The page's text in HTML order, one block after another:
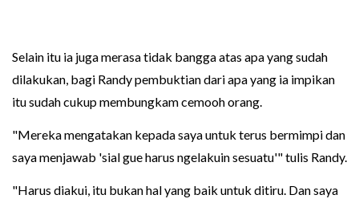
Selain itu ia juga merasa tidak bangga atas apa yang sudah
dilakukan, bagi Randy pembuktian dari apa yang ia impikan
itu sudah cukup membungkam cemooh orang.
"Mereka mengatakan kepada saya untuk terus bermimpi dan
saya menjawab 'sial gue harus ngelakuin sesuatu'" tulis Randy.
"Harus diakui, itu bukan hal yang baik untuk ditiru. Dan saya